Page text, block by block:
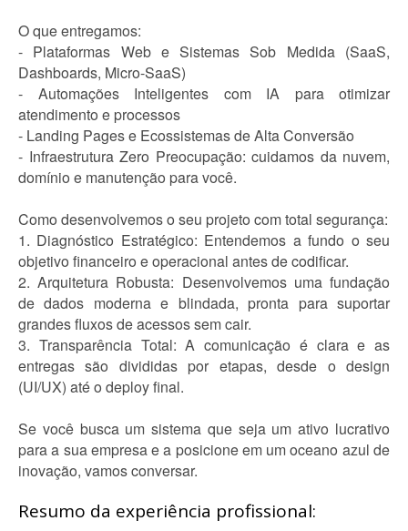
O que entregamos:
- Plataformas Web e Sistemas Sob Medida (SaaS,
Dashboards, Micro-SaaS)
- Automações Inteligentes com IA para otimizar
atendimento e processos
- Landing Pages e Ecossistemas de Alta Conversão
- Infraestrutura Zero Preocupação: cuidamos da nuvem,
domínio e manutenção para você.
Como desenvolvemos o seu projeto com total segurança:
1. Diagnóstico Estratégico: Entendemos a fundo o seu
objetivo financeiro e operacional antes de codificar.
2. Arquitetura Robusta: Desenvolvemos uma fundação
de dados moderna e blindada, pronta para suportar
grandes fluxos de acessos sem cair.
3. Transparência Total: A comunicação é clara e as
entregas são divididas por etapas, desde o design
(UI/UX) até o deploy final.
Se você busca um sistema que seja um ativo lucrativo
para a sua empresa e a posicione em um oceano azul de
inovação, vamos conversar.
Resumo da experiência profissional: